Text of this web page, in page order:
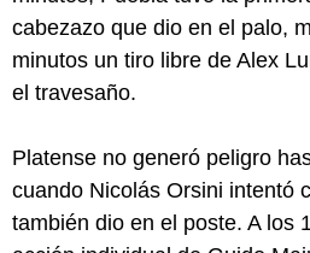
cabezazo que dio en el palo,
minutos un tiro libre de Alex
el travesaño.
Platense no generó peligro
cuando Nicolás Orsini intentó
también dio en el poste. A los